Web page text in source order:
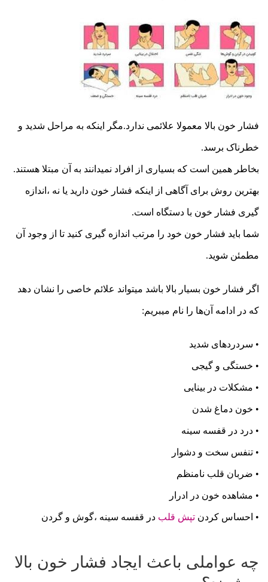
فشار خون بالا معمولا علائمی ندارد.مگر اینکه به مراحل شدید و
خطرناک برسد.
بخاطر همین است که بسیاری از افراد نمیدانند به آن مبتلا هستند.
بهترین روش برای آگاهی از اینکه فشار خون دارید یا نه ،اندازه
گیری فشار خون با دستگاه است.
شما باید فشار خون خود را مرتب اندازه گیری کنید تا از وجود آن
مطمئن شوید.
اگر فشار خون بسیار بالا باشد میتواند علائم خاصی را نشان دهد
که در ادامه آن‌ها را نام میبریم:
• سردردهای شدید
• خستگی و گیجی
• مشکلات در بینایی
• خون دماغ شدن
• درد در قفسه سینه
• تنفس سخت و دشوار
• ضربان قلب نامنظم
• مشاهده خون در ادرار
• احساس کردن تپش قلب در قفسه سینه ،گوش و گردن
چه عواملی باعث ایجاد فشار خون بالا